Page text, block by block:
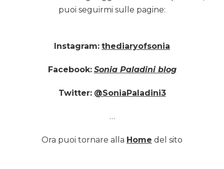
puoi seguirmi sulle pagine:
Instagram: thediaryofsonia
Facebook: Sonia Paladini blog
Twitter: @SoniaPaladini3
…
Ora puoi tornare alla Home del sito